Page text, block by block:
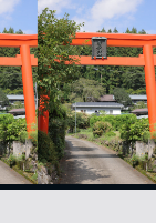
内
容
を
ス
キ